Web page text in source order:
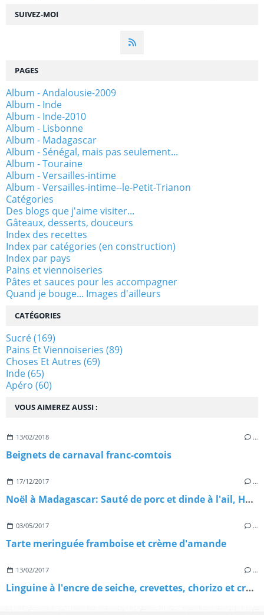
SUIVEZ-MOI
VOUS AIMEREZ AUSSI :
13/02/2018 …
Beignets de carnaval franc-comtois
17/12/2017 …
Noël à Madagascar: Sauté de porc et dinde à l'ail, Henakisoa sy Vorotsiloza nahandro gasy
03/05/2017 …
Tarte meringuée framboise et crème d'amande
13/02/2017 …
Linguine à l'encre de seiche, crevettes, chorizo et crème de parmesan, pour réveiller la St Valentin!
PAGES
Album - Andalousie-2009
Album - Inde
Album - Inde-2010
Album - Lisbonne
Album - Madagascar
Album - Sénégal, mais pas seulement...
Album - Touraine
Album - Versailles-intime
Album - Versailles-intime--le-Petit-Trianon
Catégories
Des blogs que j'aime visiter...
Gâteaux, desserts, douceurs
Index des recettes
Index par catégories (en construction)
Index par pays
Pains et viennoiseries
Pâtes et sauces pour les accompagner
Quand je bouge... Images d'ailleurs
CATÉGORIES
Sucré(169)
Pains Et Viennoiseries (89)
Choses Et Autres (69)
Inde(65)
Apéro (60)